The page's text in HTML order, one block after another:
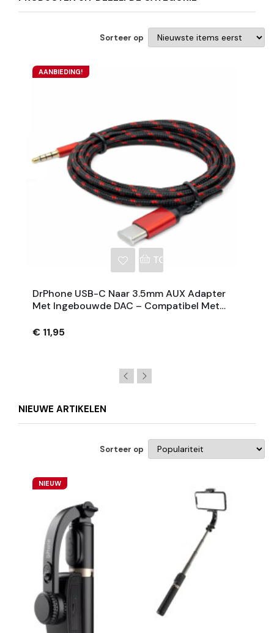
Sorteer op
AANBIEDING!
TOEVOEGEN AAN
DrPhone USB-C Naar 3.5mm AUX Adapter
Met Ingebouwde DAC – Compatibel Met
€ 11,95
NIEUWE ARTIKELEN
Sorteer op
NIEUW